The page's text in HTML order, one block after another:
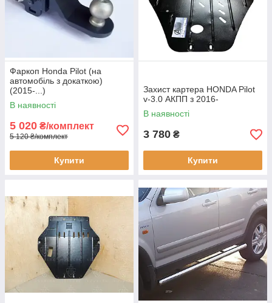
Фаркоп Honda Pilot (на
автомобіль з докаткою)
(2015-...)
В наявності
5 020 ₴/комплект
5 120 ₴/комплект
Купити
Захист картера HONDA Pilot
v-3.0 АКПП з 2016-
В наявності
3 780 ₴
Купити